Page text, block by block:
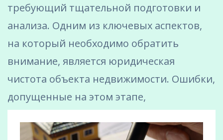
требующий тщательной подготовки и
анализа. Одним из ключевых аспектов,
на который необходимо обратить
внимание, является юридическая
чистота объекта недвижимости. Ошибки,
допущенные на этом этапе,